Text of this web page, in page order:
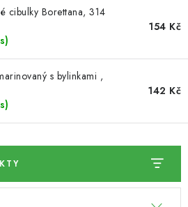
/ SMĚS POLEV /
/ LÍSKOVÁ JÁDRA DRŤ
A VÝROČÍ
/ KOKOS STROUHANÝ
CUKRU A SÍRY /
cibulky Borettana, 314
154 Kč
s bylinkami ,
142 Kč